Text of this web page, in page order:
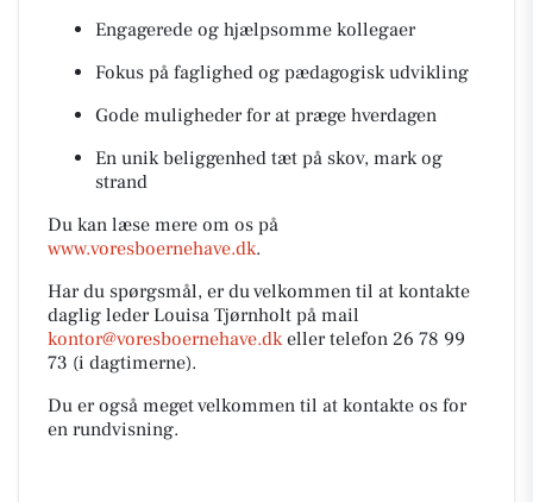
Engagerede og hjælpsomme kollegaer
Fokus på faglighed og pædagogisk udvikling
Gode muligheder for at præge hverdagen
En unik beliggenhed tæt på skov, mark og
strand
Du kan læse mere om os på
www.voresboernehave.dk.
Har du spørgsmål, er du velkommen til at kontakte
daglig leder Louisa Tjørnholt på mail
kontor@voresboernehave.dkeller telefon 26 78 99
73 (i dagtimerne).
Du er også meget velkommen til at kontakte os for
en rundvisning.